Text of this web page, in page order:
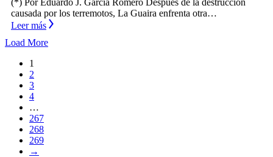
causada por los terremotos, La Guaira enfrenta otra…
Leer más
Load More
1
2
3
4
…
267
268
269
→